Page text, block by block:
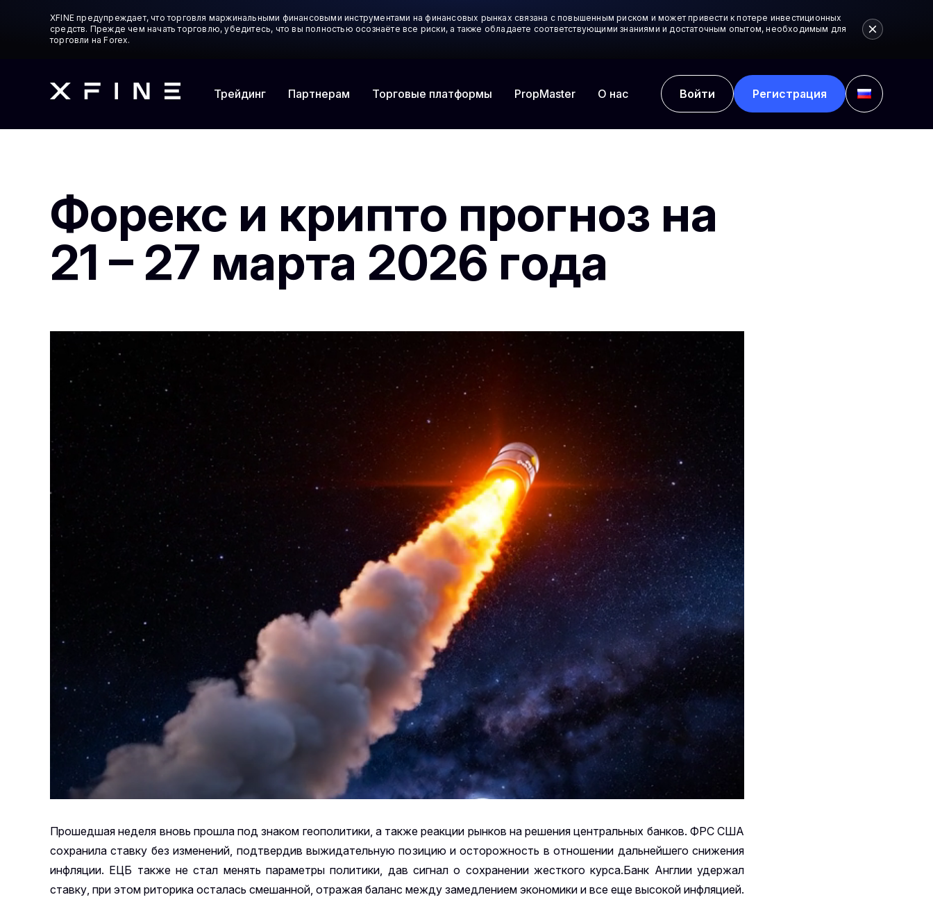
XFINE предупреждает, что торговля маржинальными финансовыми инструментами на финансовых рынках связана с повышенным риском и может привести к потере инвестиционных
средств. Прежде чем начать торговлю, убедитесь, что вы полностью осознаёте все риски, а также обладаете соответствующими знаниями и достаточным опытом, необходимым для
торговли на Forex.
Трейдинг Партнерам Торговые платформы PropMaster О нас Войти Регистрация
Форекс и крипто прогноз на
21 – 27 марта 2026 года
Прошедшая неделя вновь прошла под знаком геополитики, а также реакции рынков на решения центральных банков. ФРС США
сохранила ставку без изменений, подтвердив выжидательную позицию и осторожность в отношении дальнейшего снижения
инфляции. ЕЦБ также не стал менять параметры политики, дав сигнал о сохранении жесткого курса.Банк Англии удержал
ставку, при этом риторика осталась смешанной, отражая баланс между замедлением экономики и все еще высокой инфляцией.